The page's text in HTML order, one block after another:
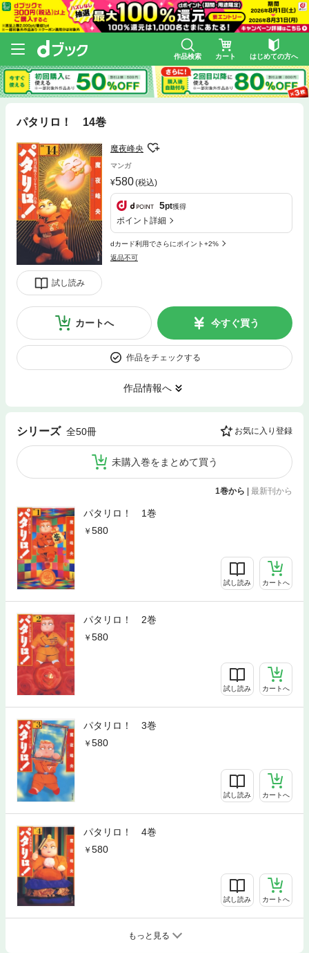
作品検索 カート はじめての方へ
パタリロ！ 14巻
試し読み
魔夜峰央
マンガ
580(税込)
5pt獲得
ポイント詳細
dカード利用でさらにポイント+2%
返品不可
カートへ 今すぐ買う
作品をチェックする
作品情報へ
シリーズ 全50冊 お気に入り登録
未購入巻をまとめて買う
1巻から | 最新刊から
パタリロ！ 1巻
580
試し読み カートへ
パタリロ！ 2巻
580
試し読み カートへ
パタリロ！ 3巻
580
試し読み カートへ
パタリロ！ 4巻
580
試し読み カートへ
もっと見る